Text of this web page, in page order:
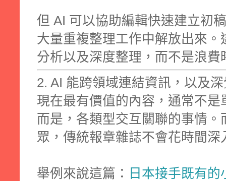
但 AI 可以協助編輯快速建立初
大量重複整理工作中解放出來
分析以及深度整理， 而不是浪費
2. AI 能跨領域連結資訊，以及
現在最有價值的內容，通常不是
而是，各類型交互關聯的事情
眾，傳統報章雜誌不會花時間深
舉例來說這篇： 日本接手既有